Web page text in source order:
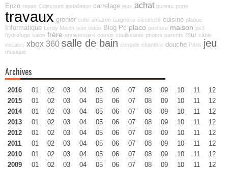
Enzo repas Cdiscount installation carrelage jeux achat bureau porte
travaux grenier colis amazon baignoire électricité cuisine plaque
Informatique Leroy Merlin jeux vidéo Blog Pc placo peinture maison ps3
hydrofuge salon frère anniversaire cousin coulissante photos parents mur câble
escalier xbox 360 salle de bain console chambre douche Paris jeu
musique
Archives
2016 01 02 03 04 05 06 07 08 09 10 11
12
2015
01 02 03 04 05 06 07 08 09 10 11
12
2014
01 02 03 04 05 06 07 08 09 10 11
12
2013
01 02 03 04 05 06 07 08 09 10 11
12
2012
01 02 03 04 05 06 07 08 09 10 11
12
2011
01 02 03 04 05 06 07 08 09 10 11
12
2010
01 02 03 04 05 06 07 08 09 10 11
12
2009
01 02 03 04 05 06 07 08 09 10 11
12